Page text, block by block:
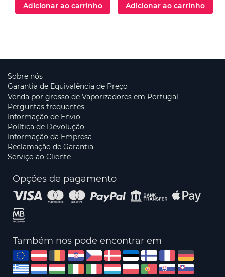
Adicionar ao carrinho Adicionar ao carrinho
Sobre nós
Garantia de Equivalência de Preço
Venda por grosso de Vaporizadores em Portugal
Perguntas frequentes
Informação de Envio
Política de Devolução
Informação da Empresa
Reclamação de Garantia
Serviço ao Cliente
Opções de pagamento
Também nos pode encontrar em